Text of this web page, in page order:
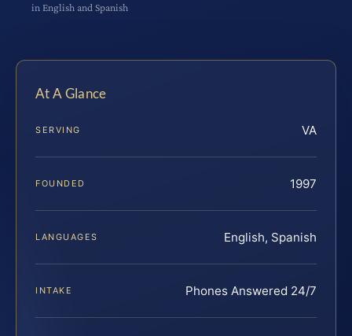
in English and Spanish
At A Glance
SERVING VA
FOUNDED 1997
LANGUAGES English, Spanish
INTAKE Phones Answered 24/7